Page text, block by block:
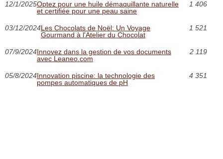
12/1/2025Optez pour une huile démaquillante naturelle
et certifiée pour une peau saine
1 406
03/12/2024Les Chocolats de Noël: Un Voyage
Gourmand à l'Atelier du Chocolat
1 521
07/9/2024Innovez dans la gestion de vos documents
avec Leaneo.com
2 119
05/8/2024Innovation piscine: la technologie des
pompes automatiques de pH
4 351